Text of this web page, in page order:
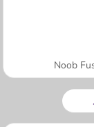
Noob